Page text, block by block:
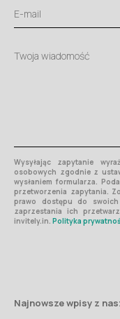
Wysyłając zapytanie
osobowych zgodnie z
wysłaniem formularza.
przetworzenia zapytania.
prawo dostępu do swoich
zaprzestania ich
invitely.in. Polityka
Najnowsze wpisy z